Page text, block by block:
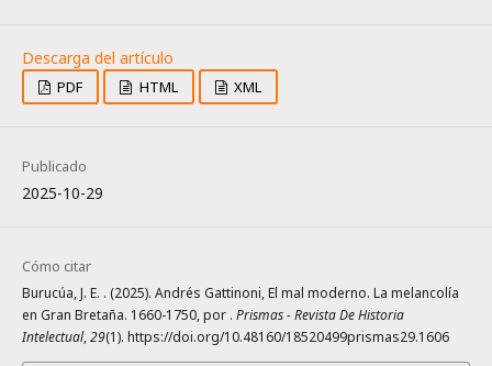
PDF HTML XML
Publicado
2025-10-29
Cómo citar
Burucúa, J. E. . (2025). Andrés Gattinoni, El mal moderno. La melancolía
en Gran Bretaña. 1660-1750, por . Prismas - Revista De Historia
Intelectual,29(1). https://doi.org/10.48160/18520499prismas29.1606